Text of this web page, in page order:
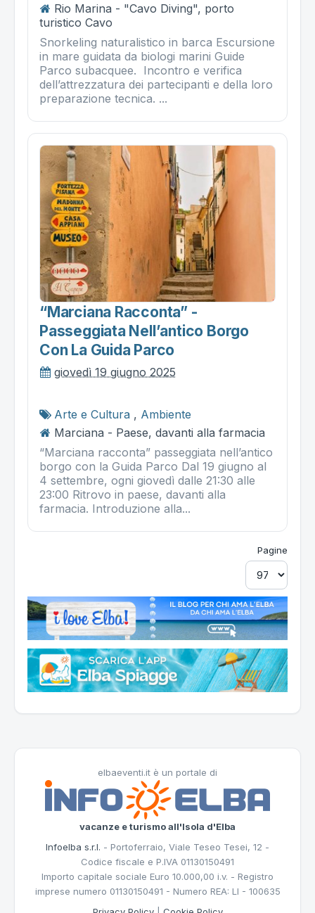
Rio Marina - "Cavo Diving", porto
turistico Cavo
Snorkeling naturalistico in barca Escursione
in mare guidata da biologi marini Guide
Parco subacquee. Incontro e verifica
dell’attrezzatura dei partecipanti e della loro
preparazione tecnica. ...
“marciana Racconta” -
Passeggiata Nell’antico Borgo
Con La Guida Parco
giovedì 19 giugno 2025
Arte e Cultura , Ambiente
Marciana - Paese, davanti alla farmacia
“Marciana racconta” passeggiata nell’antico
borgo con la Guida Parco Dal 19 giugno al
4 settembre, ogni giovedì dalle 21:30 alle
23:00 Ritrovo in paese, davanti alla
farmacia. Introduzione alla...
Pagine
elbaeventi.it è un portale di
vacanze e turismo all'Isola d'Elba
Infoelba s.r.l. - Portoferraio, Viale Teseo Tesei, 12 -
Codice fiscale e P.IVA 01130150491
Importo capitale sociale Euro 10.000,00 i.v. - Registro
imprese numero 01130150491 - Numero REA: LI - 100635